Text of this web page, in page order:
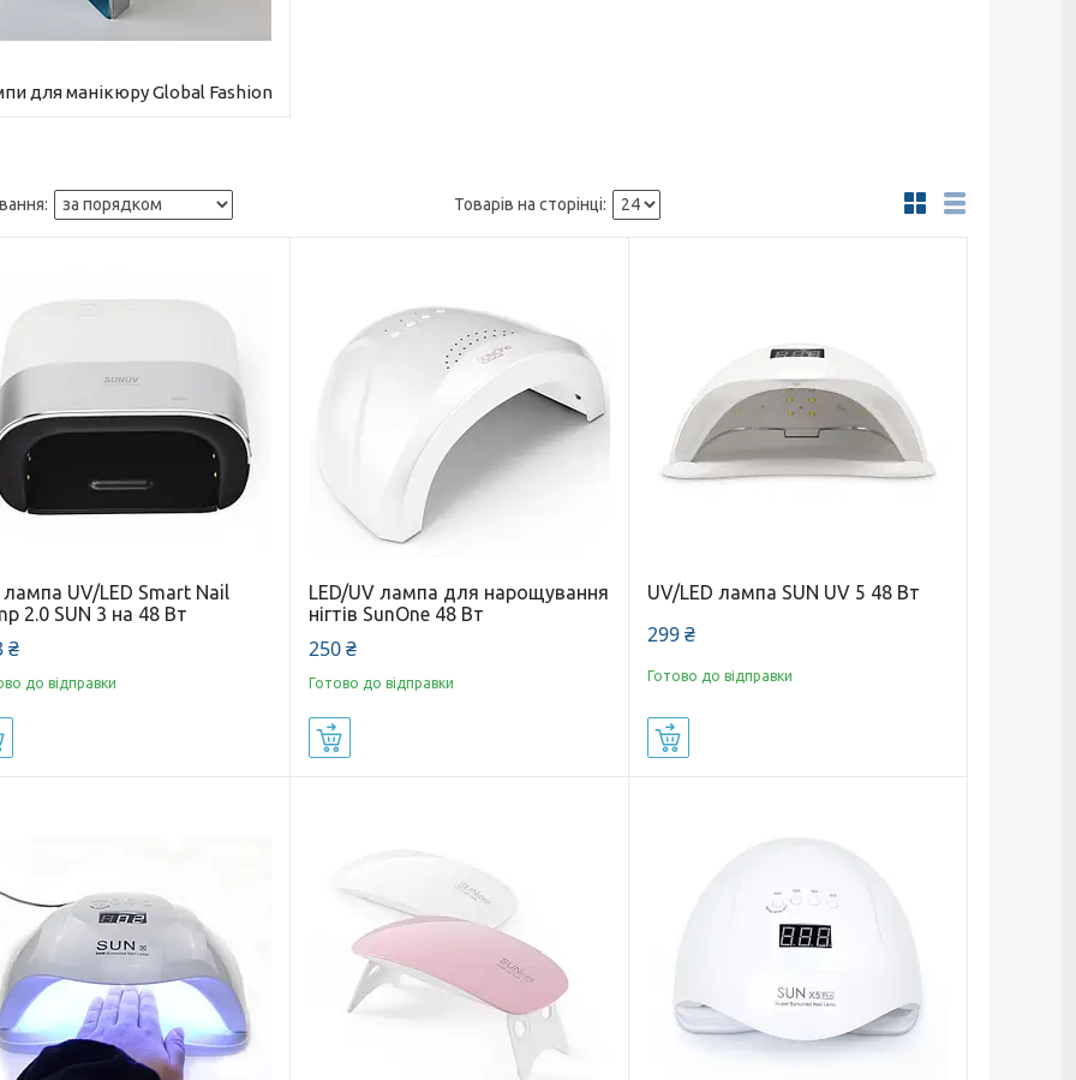
для манікюру Global Fashion
UV/LED Smart Nail
2.0 SUN 3 на 48 Вт
₴
до відправки
LED/UV лампа для нарощування
нігтів SunOne 48 Вт
250 ₴
Готово до відправки
UV/LED лампа SUN UV 5 48 Вт
299 ₴
Готово до відправки